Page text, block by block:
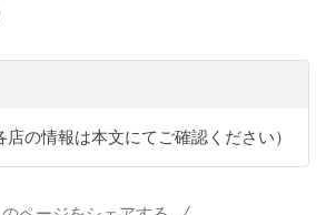
店の情報は本文にてご確認ください）